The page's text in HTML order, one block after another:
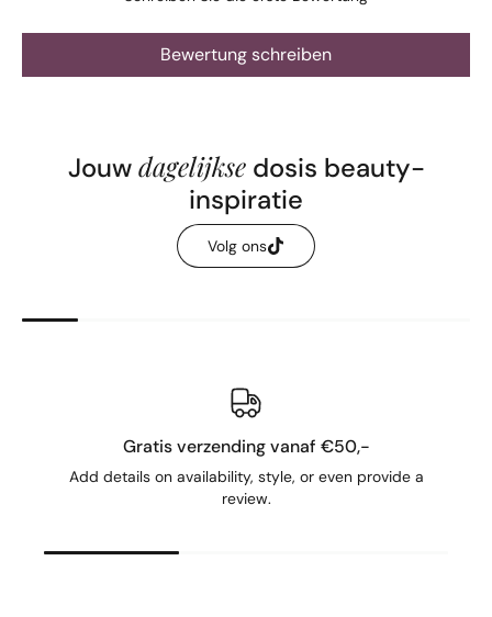
Bewertung schreiben
Jouwdagelijksedosis beauty-
inspiratie
Volg ons
Gratis verzending vanaf €50,-
Add details on availability, style, or even provide a
review.